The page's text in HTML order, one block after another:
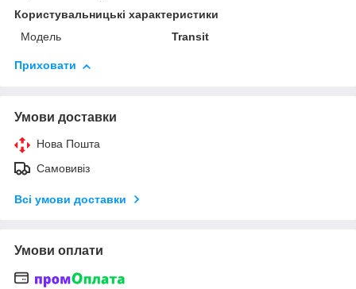
Користувальницькі характеристики
Модель
Transit
Приховати
Умови доставки
Нова Пошта
Самовивіз
Всі умови доставки
Умови оплати